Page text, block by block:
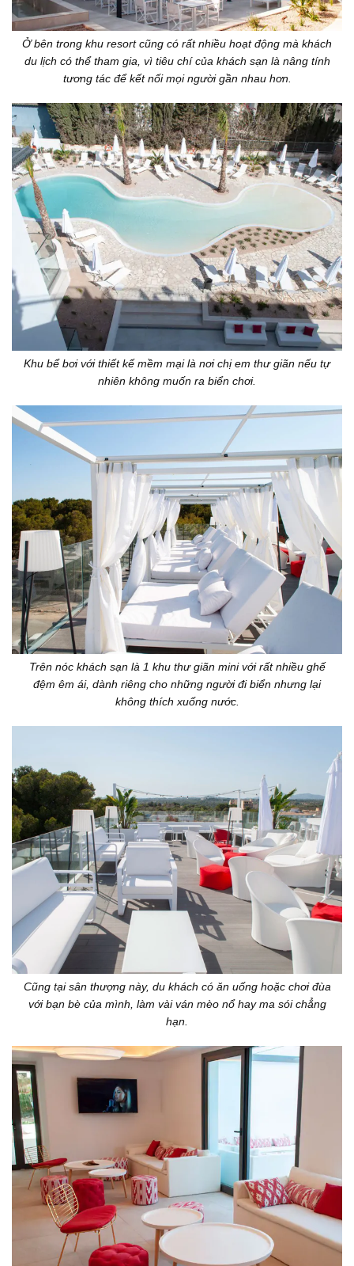
Ở bên trong khu resort cũng có rất nhiều hoạt động mà khách
du lịch có thể tham gia, vì tiêu chí của khách sạn là nâng tính
tương tác để kết nối mọi người gần nhau hơn.
Khu bể bơi với thiết kế mềm mại là nơi chị em thư giãn nếu tự
nhiên không muốn ra biển chơi.
Trên nóc khách sạn là 1 khu thư giãn mini với rất nhiều ghế
đệm êm ái, dành riêng cho những người đi biển nhưng lại
không thích xuống nước.
Cũng tại sân thượng này, du khách có ăn uống hoặc chơi đùa
với bạn bè của mình, làm vài ván mèo nổ hay ma sói chẳng
hạn.